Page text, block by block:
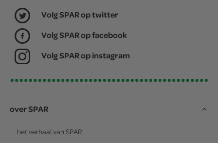
Volg SPAR op twitter
Volg SPAR op facebook
Volg SPAR op instagram
over SPAR
het verhaal van SPAR